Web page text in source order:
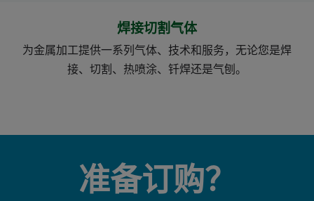
焊接切割气体
为金属加工提供一系列气体、技术和服务，无论您是焊
接、切割、热喷涂、钎焊还是气刨。
准备订购？